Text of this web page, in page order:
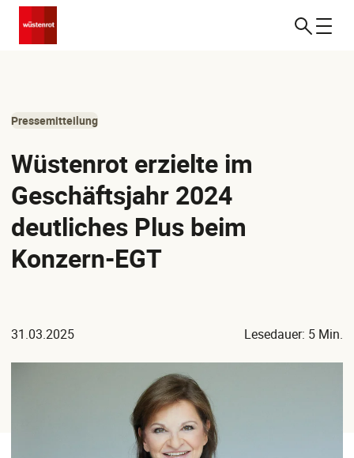
Pressemitteilung
Wüstenrot erzielte im
Geschäftsjahr 2024
deutliches Plus beim
Konzern-EGT
31.03.2025 Lesedauer: 5 Min.